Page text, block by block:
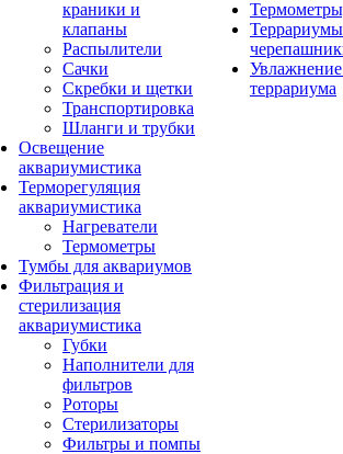
краники и
клапаны
Распылители
Сачки
Скребки и щетки
Транспортировка
Шланги и трубки
Освещение
аквариумистика
Терморегуляция
аквариумистика
Нагреватели
Термометры
Тумбы для аквариумов
Фильтрация и
стерилизация
аквариумистика
Губки
Наполнители для
фильтров
Роторы
Стерилизаторы
Фильтры и помпы
террариума